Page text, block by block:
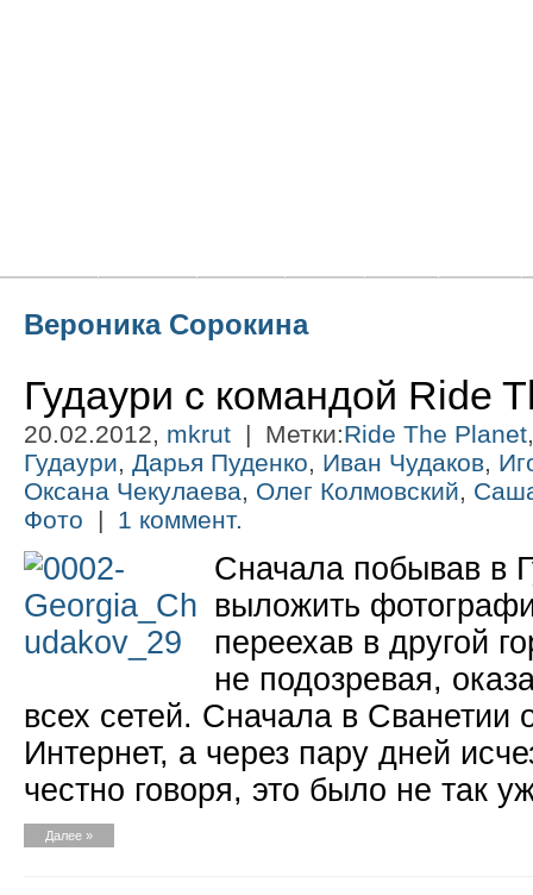
Вероника Сорокина
Гудаури с командой Ride
20.02.2012, mkrut | Метки:Ride The Planet
Гудаури, Дарья Пуденко, Иван Чудаков,
Оксана Чекулаева, Олег Колмовский,
Фото | 1 коммент.
Сначала побывав в
выложить
переехав в другой
не подозревая,
всех сетей. Сначала в Сванетии
Интернет, а через пару дней
честно говоря, это было не так
Далее »